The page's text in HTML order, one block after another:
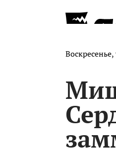
Воскресенье,